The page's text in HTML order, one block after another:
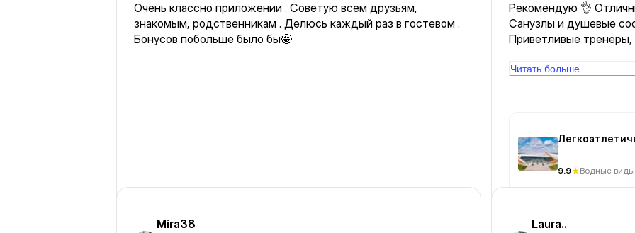
Очень классно приложении . Советую всем друзьям,
знакомым, родственникам . Делюсь каждый раз в гостевом .
Бонусов побольше было бы🤩
Рекомендую 👌
Санузлы и душевые
Приветливые
взять полотенца. В
Читать больше
9.9 Водные виды
Mira38 Laura..